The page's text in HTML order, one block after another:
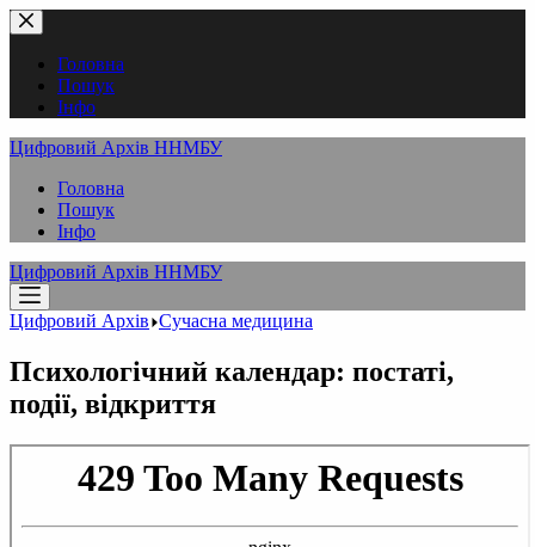
Перейти
до
вмістуГоловна
Пошук
Інфо
Цифровий Архів ННМБУ
Головна
Пошук
Інфо
Цифровий Архів ННМБУ
Цифровий Архів Сучасна медицина
Психологічний календар: постаті,
події, відкриття